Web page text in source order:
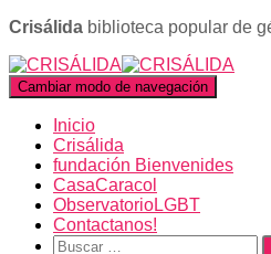
Crisálida biblioteca popular de
Cambiar modo de navegación
Inicio
Crisálida
fundación Bienvenides
CasaCaracol
ObservatorioLGBT
Contactanos!
Buscar: